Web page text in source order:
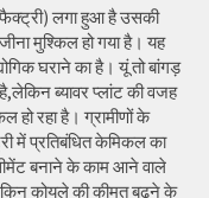
लगा हुआ है उसकी
मुश्किल हो गया है। यह
घराने का है। यूं तो बांगड़
ब्यावर प्लांट की वजह
हो रहा है। ग्रामीणों के
में प्रतिबंधित केमिकल का
बनाने के काम आने वाले
कोयले की कीमत बढ़ने के